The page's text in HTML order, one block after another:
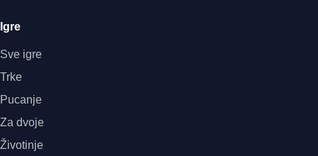
Igre
Sve igre
Trke
Pucanje
Za dvoje
Životinje